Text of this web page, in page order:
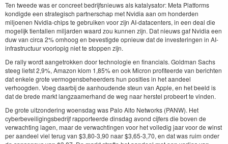
Ten tweede was er concreet bedrijfsnieuws als katalysator: Meta Platforms
kondigde een strategisch partnerschap met Nvidia aan om honderden
miljoenen Nvidia-chips te gebruiken voor zijn AI-datacenters, in een deal die
mogelijk tientallen miljarden waard zou kunnen zijn. Dat nieuws gaf Nvidia een
duw van circa 2% omhoog en bevestigde opnieuw dat de investeringen in AI-
infrastructuur voorlopig niet te stoppen zijn.
De rally wordt aangetrokken door technologie en financials. Goldman Sachs
steeg liefst 2,9%, Amazon klom 1,85% en ook Micron profiteerde van berichten
dat enkele grote vermogensbeheerders hun posities in het aandeel
verhoogden. Voeg daarbij de aanhoudende steun van Apple, en het beeld is
dat de brede markt langzaamerhand de weg naar herstel probeert te vinden.
De grote uitzondering woensdag was Palo Alto Networks (PANW). Het
cyberbeveiligingsbedrijf rapporteerde dinsdag avond cijfers die boven de
verwachting lagen, maar de verwachtingen voor het volledig jaar voor de winst
per aandeel viel terug van $3,80-3,90 naar $3,65-3,70, en dat was ruim onder